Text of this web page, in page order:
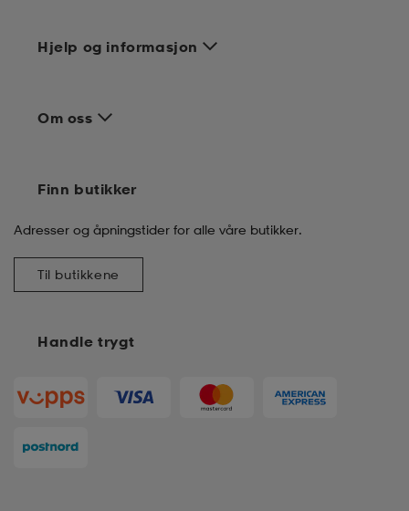
Hjelp og informasjon
Om oss
Handle trygt
Finn butikker
Adresser og åpningstider for alle våre butikker.
Til butikkene